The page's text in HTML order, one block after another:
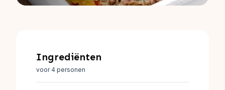
Ingrediënten
voor 4 personen